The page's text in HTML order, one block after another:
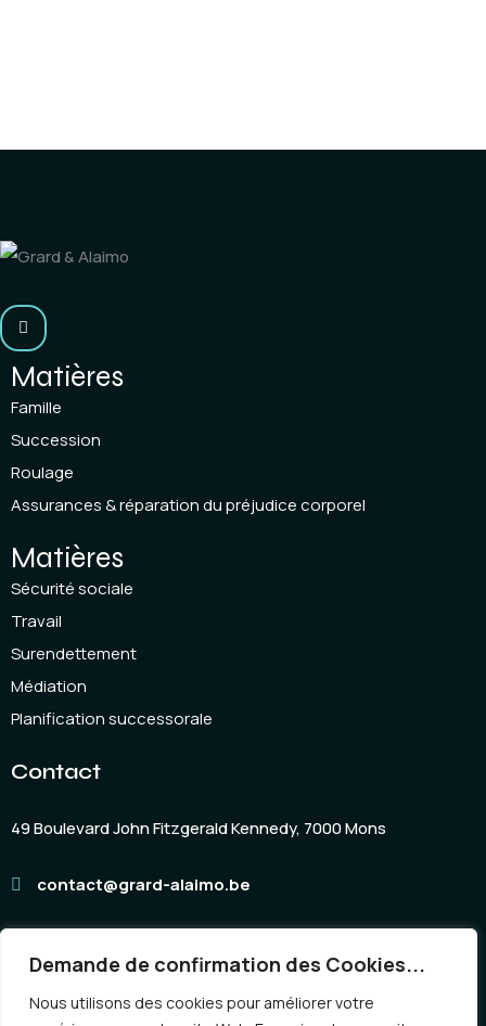
Demande de confirmation des Cookies...
Nous utilisons des cookies pour améliorer votre
Matières
Famille
Succession
Roulage
Assurances & réparation du préjudice corporel
Matières
Sécurité sociale
Travail
Surendettement
Médiation
Planification successorale
Contact
49 Boulevard John Fitzgerald Kennedy, 7000 Mons
contact@grard-alaimo.be